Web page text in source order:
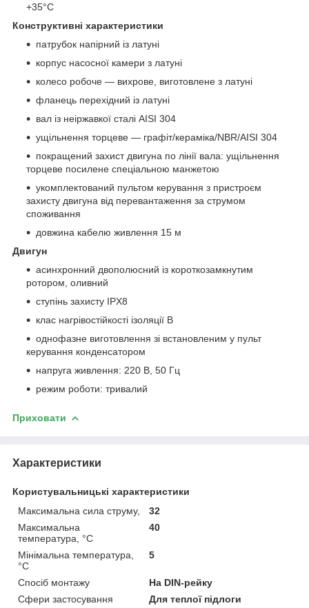
+35°С
Конструктивні характеристики
патрубок напірний із латуні
корпус насосної камери з латуні
колесо робоче — вихрове, виготовлене з латуні
фланець перехідний із латуні
вал із неіржавкої сталі AISI 304
ущільнення торцеве — графіт/кераміка/NBR/AISI 304
покращений захист двигуна по лінії вала: ущільнення
торцеве посилене спеціальною манжетою
укомплектований пультом керування з пристроєм
захисту двигуна від перевантаження за струмом
споживання
довжина кабелю живлення 15 м
Двигун
асинхронний двополюсний із короткозамкнутим
ротором, оливний
ступінь захисту IPХ8
клас нагрівостійкості ізоляції В
однофазне виготовлення зі встановленим у пульт
керування конденсатором
напруга живлення: 220 В, 50 Гц
режим роботи: тривалий
Приховати
Характеристики
Користувальницькі характеристики
Максимальна сила струму,
32
Максимальна
температура, °C
40
Мінімальна температура,
°C
5
Спосіб монтажу
На DIN-рейку
Сфери застосування
Для теплої підлоги